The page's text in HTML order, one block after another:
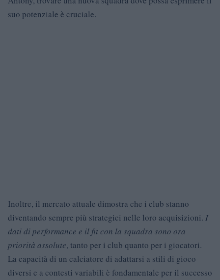
suo potenziale è cruciale.
Inoltre, il mercato attuale dimostra che i club stanno
diventando sempre più strategici nelle loro acquisizioni. I
dati di performance e il fit con la squadra sono ora
priorità assolute, tanto per i club quanto per i giocatori.
La capacità di un calciatore di adattarsi a stili di gioco
diversi e a contesti variabili è fondamentale per il successo